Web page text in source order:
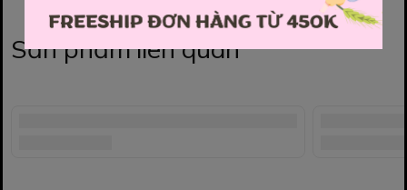
Sản phẩm liên quan